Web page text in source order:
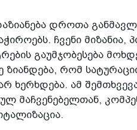
დროთა
ჩვენი მიზანია,
გაუმჯობესება
ზიანდება, რომ
ხერხდება. ამ
მაჩვენებელთან,